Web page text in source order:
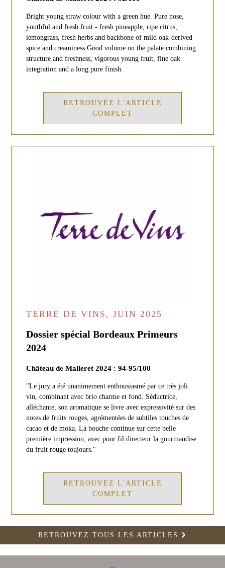
Bright young straw colour with a green hue. Pure nose,
youthful and fresh fruit - fresh pineapple, ripe citrus,
lemongrass, fresh herbs and backbone of mild oak-derived
spice and creaminess.Good volume on the palate combining
structure and freshness, vigorous young fruit, fine oak
integration and a long pure finish.
RETROUVEZ L'ARTICLE
COMPLET
TERRE DE VINS, JUIN 2025
Dossier spécial Bordeaux Primeurs
2024
Château de Malleret 2024 : 94-95/100
"Le jury a été unanimement enthousiasmé par ce très joli
vin, combinant avec brio charme et fond. Séductrice,
alléchante, son aromatique se livre avec expressivité sur des
notes de fruits rouges, agrémentées de subtiles touches de
cacao et de moka. La bouche continue sur cette belle
première impression, avec pour fil directeur la gourmandise
du fruit rouge toujours."
RETROUVEZ L'ARTICLE
COMPLET
RETROUVEZ TOUS LES ARTICLES